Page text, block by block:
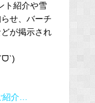
ト紹介や雪
せ、バーチ
が掲示され
紹介…